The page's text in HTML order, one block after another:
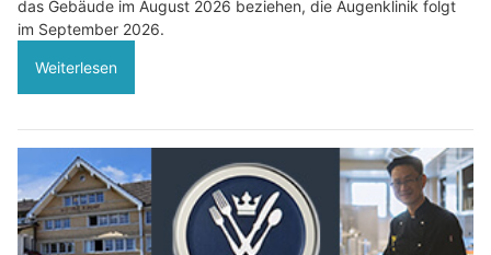
das Gebäude im August 2026 beziehen, die Augenklinik folgt
im September 2026.
Weiterlesen